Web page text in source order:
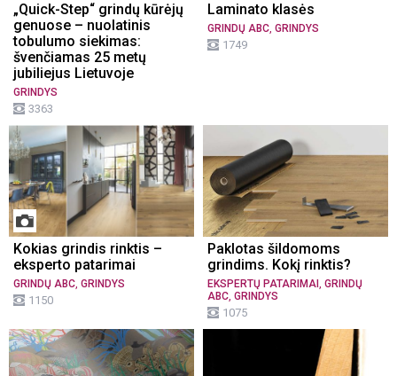
„Quick-Step“ grindų kūrėjų
genuose – nuolatinis
tobulumo siekimas:
švenčiamas 25 metų
jubiliejus Lietuvoje
GRINDYS
3363
Laminato klasės
GRINDŲ ABC, GRINDYS
1749
Kokias grindis rinktis –
eksperto patarimai
GRINDŲ ABC GRINDYS
1150
Paklotas šildomoms
grindims. Kokį rinktis?
EKSPERTŲ PATARIMAI GRINDŲ
ABC GRINDYS
1075